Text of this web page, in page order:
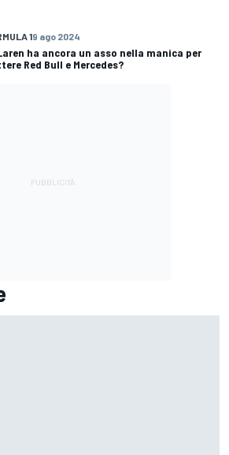
19 ago 2024
ha ancora un asso nella manica per
Red Bull e Mercedes?